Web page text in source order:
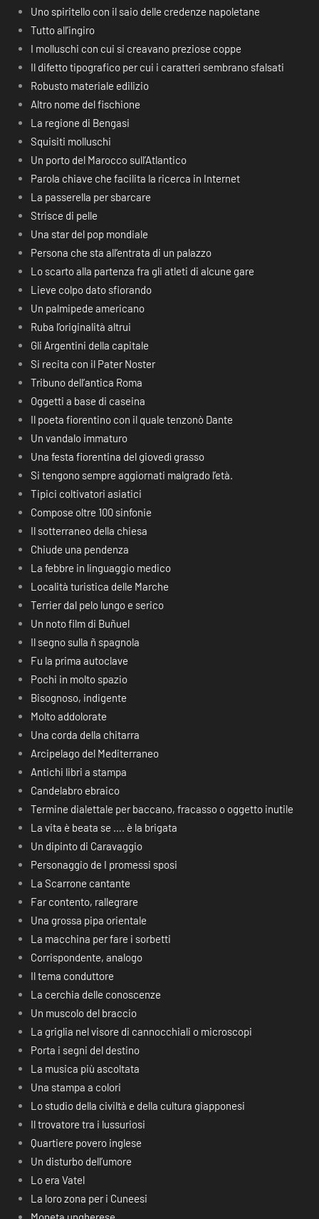
Uno spiritello con il saio delle credenze napoletane
Tutto all’ingiro
I molluschi con cui si creavano preziose coppe
Il difetto tipografico per cui i caratteri sembrano sfalsati
Robusto materiale edilizio
Altro nome del fischione
La regione di Bengasi
Squisiti molluschi
Un porto del Marocco sull’Atlantico
Parola chiave che facilita la ricerca in Internet
La passerella per sbarcare
Strisce di pelle
Una star del pop mondiale
Persona che sta all’entrata di un palazzo
Lo scarto alla partenza fra gli atleti di alcune gare
Lieve colpo dato sfiorando
Un palmipede americano
Ruba l’originalità altrui
Gli Argentini della capitale
Si recita con il Pater Noster
Tribuno dell’antica Roma
Oggetti a base di caseina
Il poeta fiorentino con il quale tenzonò Dante
Un vandalo immaturo
Una festa fiorentina del giovedì grasso
Si tengono sempre aggiornati malgrado l’età.
Tipici coltivatori asiatici
Compose oltre 100 sinfonie
Il sotterraneo della chiesa
Chiude una pendenza
La febbre in linguaggio medico
Località turistica delle Marche
Terrier dal pelo lungo e serico
Un noto film di Buñuel
Il segno sulla ñ spagnola
Fu la prima autoclave
Pochi in molto spazio
Bisognoso, indigente
Molto addolorate
Una corda della chitarra
Arcipelago del Mediterraneo
Antichi libri a stampa
Candelabro ebraico
Termine dialettale per baccano, fracasso o oggetto inutile
La vita è beata se …. è la brigata
Un dipinto di Caravaggio
Personaggio de I promessi sposi
La Scarrone cantante
Far contento, rallegrare
Una grossa pipa orientale
La macchina per fare i sorbetti
Corrispondente, analogo
Il tema conduttore
La cerchia delle conoscenze
Un muscolo del braccio
La griglia nel visore di cannocchiali o microscopi
Porta i segni del destino
La musica più ascoltata
Una stampa a colori
Lo studio della civiltà e della cultura giapponesi
Il trovatore tra i lussuriosi
Quartiere povero inglese
Un disturbo dell’umore
Lo era Vatel
La loro zona per i Cuneesi